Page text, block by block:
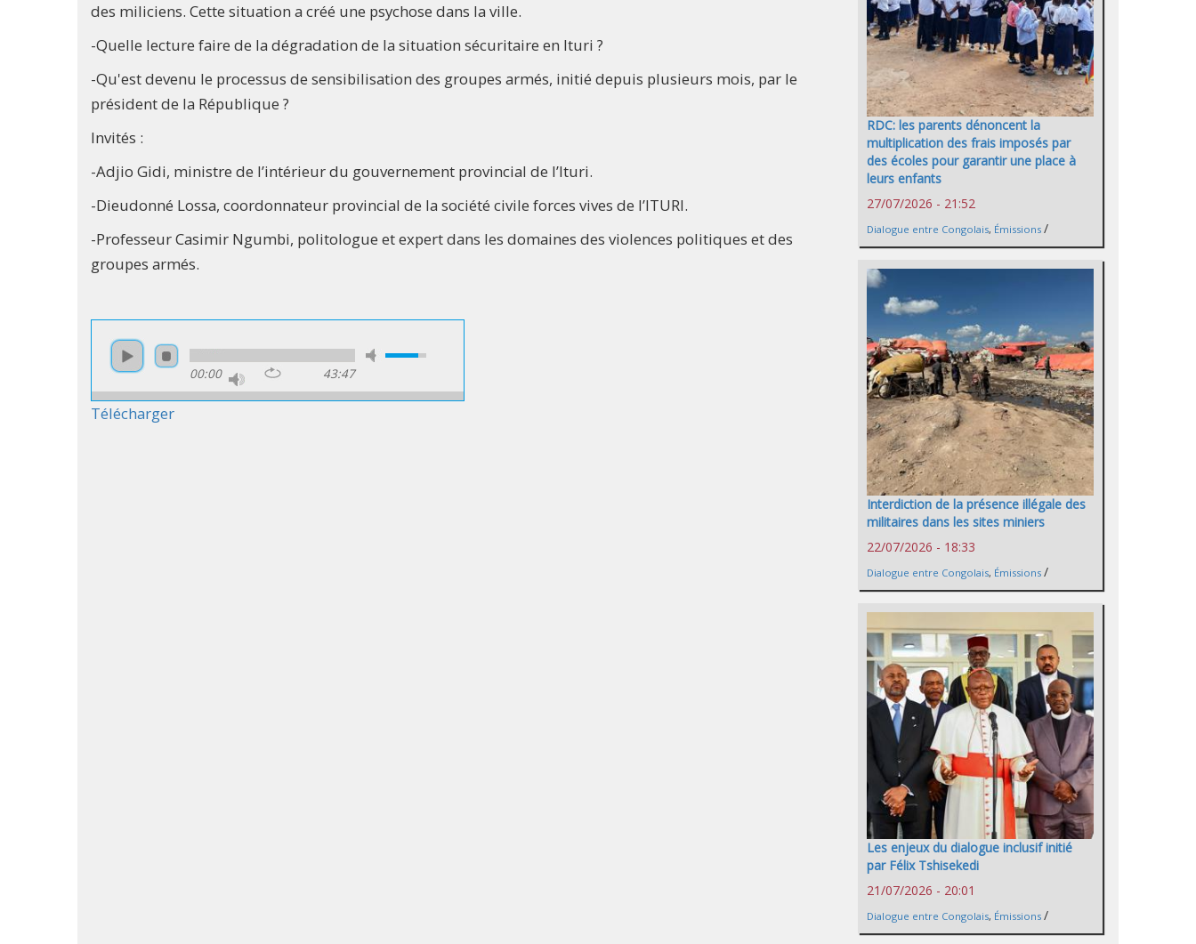
des miliciens. Cette situation a créé une psychose dans la ville.
-Quelle lecture faire de la dégradation de la situation sécuritaire en Ituri ?
-Qu'est devenu le processus de sensibilisation des groupes armés, initié depuis plusieurs mois, par le
président de la République ?
Invités :
-Adjio Gidi, ministre de l’intérieur du gouvernement provincial de l’Ituri.
-Dieudonné Lossa, coordonnateur provincial de la société civile forces vives de l’ITURI.
-Professeur Casimir Ngumbi, politologue et expert dans les domaines des violences politiques et des
groupes armés.
00:00 43:47
Télécharger
RDC: les parents dénoncent la
multiplication des frais imposés par
des écoles pour garantir une place à
leurs enfants
27/07/2026 - 21:52
Dialogue entre Congolais, Émissions /
Interdiction de la présence illégale des
militaires dans les sites miniers
22/07/2026 - 18:33
Dialogue entre Congolais, Émissions /
Les enjeux du dialogue inclusif initié
par Félix Tshisekedi
21/07/2026 - 20:01
Dialogue entre Congolais, Émissions /